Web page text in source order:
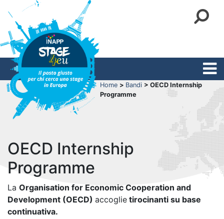
Home > Bandi > OECD Internship
Programme
OECD Internship
Programme
La Organisation for Economic Cooperation and
Development (OECD) accoglie tirocinanti su base
continuativa.